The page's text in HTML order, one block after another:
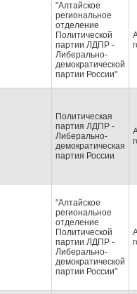
"Алтайское
региональное
отделение
Политической
партии ЛДПР -
Либерально-
демократической
партии России"
Политическая
партия ЛДПР -
Либерально-
демократическая
партия России
"Алтайское
региональное
отделение
Политической
партии ЛДПР -
Либерально-
демократической
партии России"